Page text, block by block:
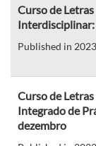
Curso de
Interdisciplinar:
Published in
Curso de
Integrado de
dezembro